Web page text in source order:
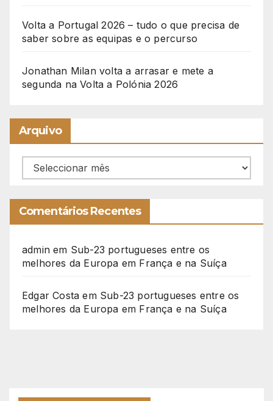
Volta a Portugal 2026 – tudo o que precisa de
saber sobre as equipas e o percurso
Jonathan Milan volta a arrasar e mete a
segunda na Volta a Polónia 2026
Arquivo
Arquivo
Comentários Recentes
admin em Sub-23 portugueses entre os
melhores da Europa em França e na Suíça
Edgar Costa em Sub-23 portugueses entre os
melhores da Europa em França e na Suíça